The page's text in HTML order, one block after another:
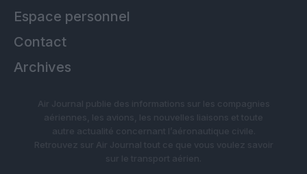
Espace personnel
Contact
Archives